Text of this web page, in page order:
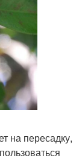
на пересадку,